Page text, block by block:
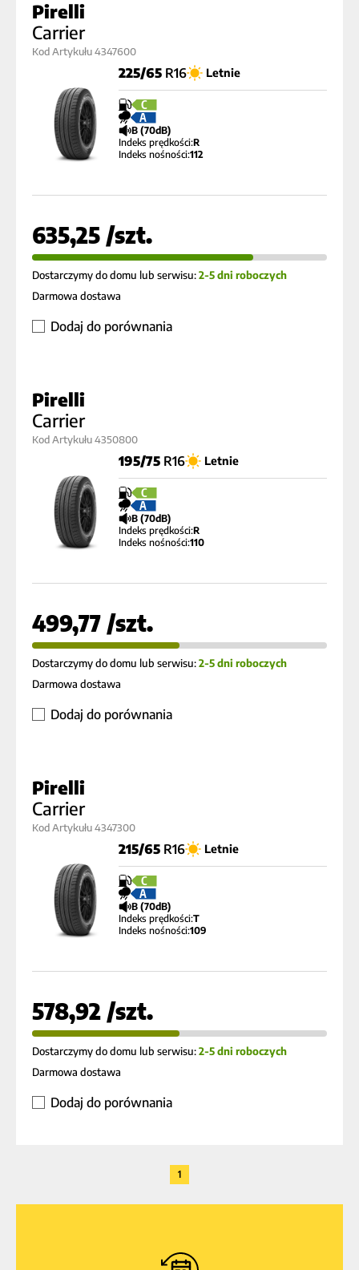
Pirelli
Carrier
Kod Artykułu 4347600
225/65R16 Letnie
C
A
B (70dB)
Indeks prędkości:R
Indeks nośności:112
635,25 /szt.
Dostarczymy do domu lub serwisu:2-5 dni roboczych
Darmowa dostawa
Dodaj do porównania
Pirelli
Carrier
Kod Artykułu 4350800
195/75R16 Letnie
C
A
B (70dB)
Indeks prędkości:R
Indeks nośności:110
499,77 /szt.
Dostarczymy do domu lub serwisu:2-5 dni roboczych
Darmowa dostawa
Dodaj do porównania
Pirelli
Carrier
Kod Artykułu 4347300
215/65R16 Letnie
C
A
B (70dB)
Indeks prędkości:T
Indeks nośności:109
578,92 /szt.
Dostarczymy do domu lub serwisu:2-5 dni roboczych
Darmowa dostawa
Dodaj do porównania
1